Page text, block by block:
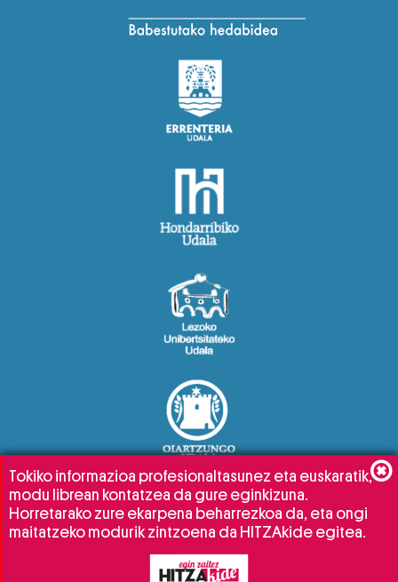
Tokiko informazioa profesionaltasunez eta euskaratik,
modu librean kontatzea da gure eginkizuna.
Horretarako zure ekarpena beharrezkoa da, eta ongi
maitatzeko modurik zintzoena da HITZAkide egitea.